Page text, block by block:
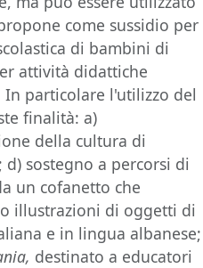
come sussidio per
di bambini di
attività didattiche
particolare l'utilizzo del
finalità: a)
della cultura di
sostegno a percorsi di
un cofanetto che
illustrazioni di oggetti di
e in lingua albanese;
destinato a educatori